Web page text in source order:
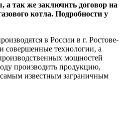
а так же заключить договор на
котла. Подробности у
в России в г. Ростове-
технологии, а
мощностей
производить продукцию,
самым известным заграничным